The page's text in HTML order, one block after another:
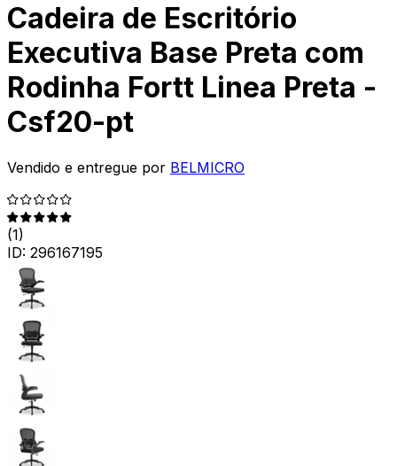
Cadeira de Escritório
Executiva Base Preta com
Rodinha Fortt Linea Preta -
Csf20-pt
Vendido e entregue por BELMICRO
(1)
ID: 296167195